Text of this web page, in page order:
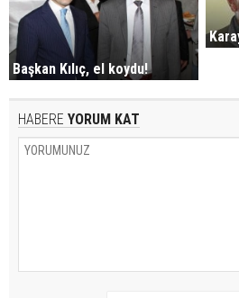
Başkan Kılıç, el koydu!
HABERE YORUM KAT